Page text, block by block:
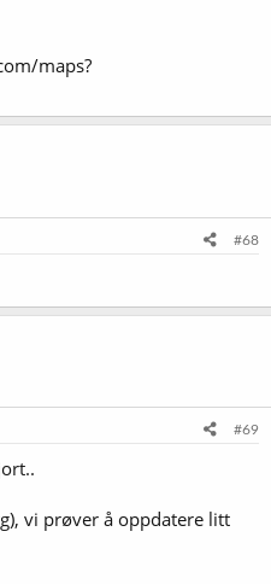
maps?
#68
#69
vi prøver å oppdatere litt